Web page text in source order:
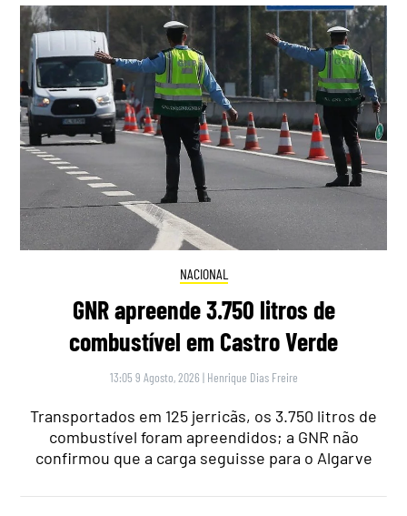
NACIONAL
GNR apreende 3.750 litros de
combustível em Castro Verde
13:05 9 Agosto, 2026 | Henrique Dias Freire
Transportados em 125 jerricãs, os 3.750 litros de
combustível foram apreendidos; a GNR não
confirmou que a carga seguisse para o Algarve